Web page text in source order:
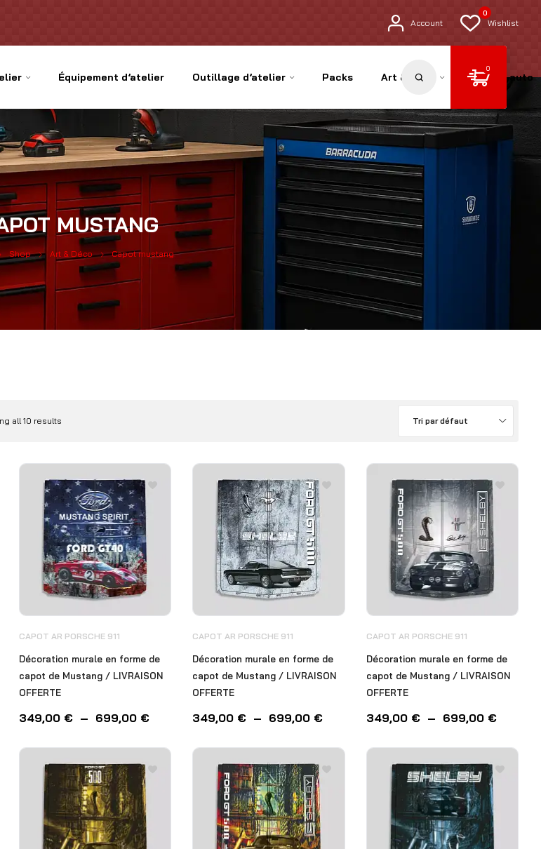
Account
0
Wishlist
Équipement d’atelier Outillage d’atelier Packs Art & Déco Pièces auto
0
MUSTANG
Shop Art & Déco Capot mustang
all 10 results Tri par défaut
CAPOT AR PORSCHE 911
Décoration murale en forme de
capot de Mustang / LIVRAISON
OFFERTE
349,00 € – 699,00 €
CAPOT AR PORSCHE 911
Décoration murale en forme de
capot de Mustang / LIVRAISON
OFFERTE
349,00 € – 699,00 €
CAPOT AR PORSCHE 911
Décoration murale en forme de
capot de Mustang / LIVRAISON
OFFERTE
349,00 € – 699,00 €